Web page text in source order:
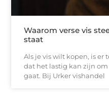
Waarom verse vis
staat
Als je vis wilt kopen, is
dat het lastig kan zijn
gaat. Bij Urker vishandel